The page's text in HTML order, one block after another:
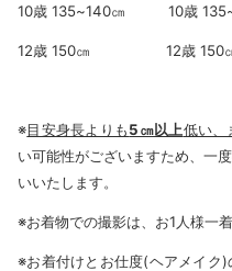
10歳 135~140㎝ 10歳
12歳 150㎝ 12歳 150
※目安身長よりも5㎝以上低い、
い可能性がございますため、一
いいたします。
※お着物での撮影は、お1人様一
※お着付けとお仕度(ヘアメイク